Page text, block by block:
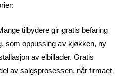
tilbydere gir gratis befaring
som oppussing av kjøkken, ny
av elbillader. Gratis
av salgsprosessen, når firmaet